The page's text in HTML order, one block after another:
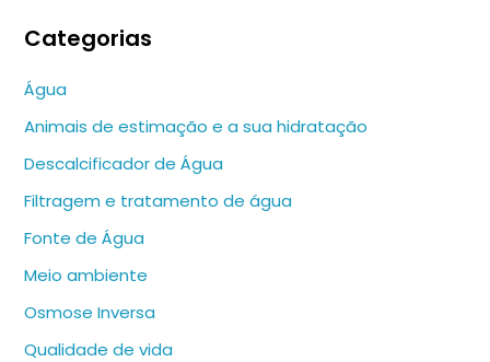
Categorias
Água
Animais de estimação e a sua hidratação
Descalcificador de Água
Filtragem e tratamento de água
Fonte de Água
Meio ambiente
Osmose Inversa
Qualidade de vida